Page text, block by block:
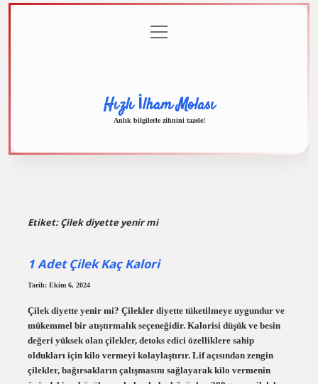
menüyü
aç
Hızlı İlham Molası
Anlık bilgilerle zihnini tazele!
Etiket:Çilek diyette yenir mi
1 Adet Çilek Kaç Kalori
Tarih: Ekim 6, 2024
Çilek diyette yenir mi? Çilekler diyette tüketilmeye uygundur ve
mükemmel bir atıştırmalık seçeneğidir. Kalorisi düşük ve besin
değeri yüksek olan çilekler, detoks edici özelliklere sahip
oldukları için kilo vermeyi kolaylaştırır. Lif açısından zengin
çilekler, bağırsakların çalışmasını sağlayarak kilo vermenin